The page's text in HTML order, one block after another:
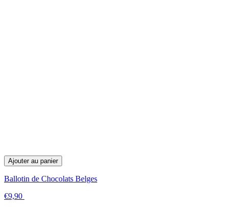
Ajouter au panier
Ballotin de Chocolats Belges
€9,90